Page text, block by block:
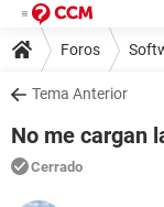
Foros
Tema Anterior
No me cargan
Cerrado